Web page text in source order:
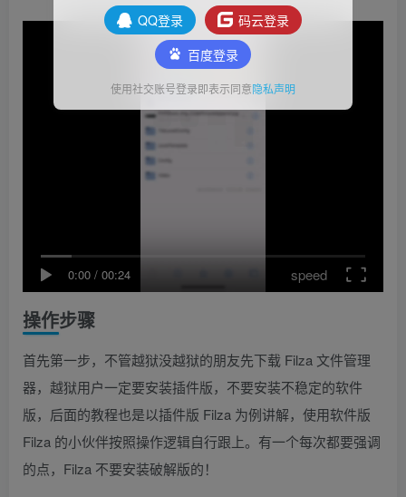
0:00 / 00:24 speed
操作步骤
首先第一步，不管越狱没越狱的朋友先下载 Filza 文件管理
器，越狱用户一定要安装插件版，不要安装不稳定的软件
版，后面的教程也是以插件版 Filza 为例讲解，使用软件版
Filza 的小伙伴按照操作逻辑自行跟上。有一个每次都要强调
的点，Filza 不要安装破解版的！
QQ登录
码云登录
百度登录
使用社交账号登录即表示同意隐私声明